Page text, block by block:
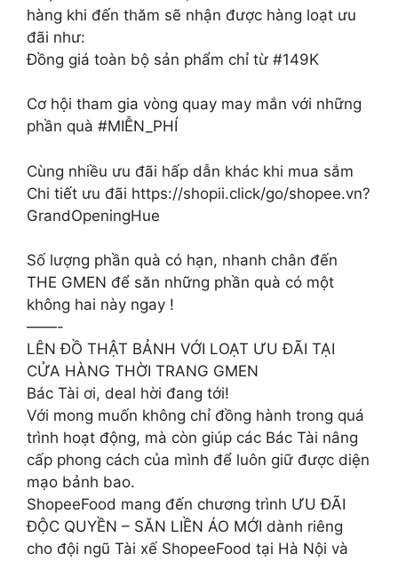
hàng khi đến thăm sẽ nhận được hàng loạt ưu
đãi như:
Đồng giá toàn bộ sản phẩm chỉ từ #149K
Cơ hội tham gia vòng quay may mắn với những
phần quà #MIỄN_PHÍ
Cùng nhiều ưu đãi hấp dẫn khác khi mua sắm
Chi tiết ưu đãi https://shopii.click/go/shopee.vn?
GrandOpeningHue
Số lượng phần quà có hạn, nhanh chân đến
THE GMEN để săn những phần quà có một
không hai này ngay !
——-
LÊN ĐỒ THẬT BẢNH VỚI LOẠT ƯU ĐÃI TẠI
CỬA HÀNG THỜI TRANG GMEN
Bác Tài ơi, deal hời đang tới!
Với mong muốn không chỉ đồng hành trong quá
trình hoạt động, mà còn giúp các Bác Tài nâng
cấp phong cách của mình để luôn giữ được diện
mạo bảnh bao.
ShopeeFood mang đến chương trình ƯU ĐÃI
ĐỘC QUYỀN – SĂN LIỀN ÁO MỚI dành riêng
cho đội ngũ Tài xế ShopeeFood tại Hà Nội và